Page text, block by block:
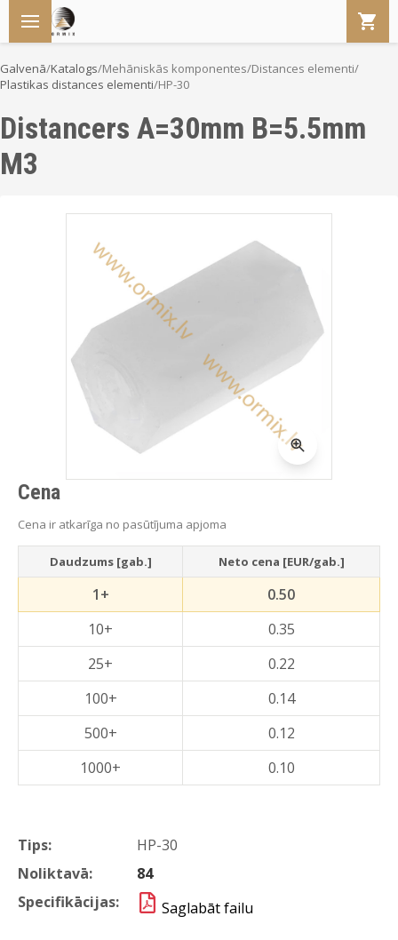
Galvenā/Katalogs/Mehāniskās komponentes/Distances elementi/
Plastikas distances elementi/HP-30
Distancers A=30mm B=5.5mm
M3
Tips:
HP-30
Noliktavā:
84
Specifikācijas:
Saglabāt failu
Cena
Cena ir atkarīga no pasūtījuma apjoma
Daudzums [gab.] Neto cena [EUR/gab.]
1+
0.50
10+
0.35
25+
0.22
100+
0.14
500+
0.12
1000+
0.10